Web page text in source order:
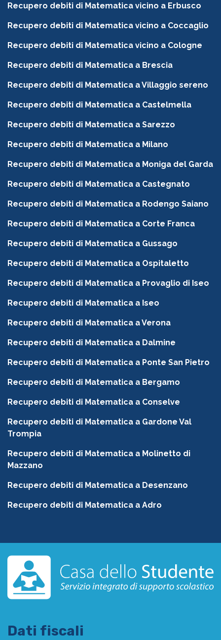
Recupero debiti di Matematica vicino a Erbusco
Recupero debiti di Matematica vicino a Coccaglio
Recupero debiti di Matematica vicino a Cologne
Recupero debiti di Matematica a Brescia
Recupero debiti di Matematica a Villaggio sereno
Recupero debiti di Matematica a Castelmella
Recupero debiti di Matematica a Sarezzo
Recupero debiti di Matematica a Milano
Recupero debiti di Matematica a Moniga del Garda
Recupero debiti di Matematica a Castegnato
Recupero debiti di Matematica a Rodengo Saiano
Recupero debiti di Matematica a Corte Franca
Recupero debiti di Matematica a Gussago
Recupero debiti di Matematica a Ospitaletto
Recupero debiti di Matematica a Provaglio di Iseo
Recupero debiti di Matematica a Iseo
Recupero debiti di Matematica a Verona
Recupero debiti di Matematica a Dalmine
Recupero debiti di Matematica a Ponte San Pietro
Recupero debiti di Matematica a Bergamo
Recupero debiti di Matematica a Conselve
Recupero debiti di Matematica a Gardone Val
Trompia
Recupero debiti di Matematica a Molinetto di
Mazzano
Recupero debiti di Matematica a Desenzano
Recupero debiti di Matematica a Adro
Dati fiscali